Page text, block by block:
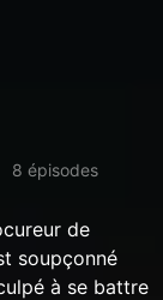
8 épisodes
de
soupçonné
à se battre